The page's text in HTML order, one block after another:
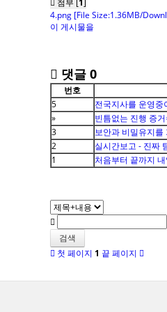
첨부 [ 1
4.png [File Size:1.36MB/
이 게시물을
댓글 0
번호
5
전국지사를 운영
»
빈틈없는 진행 증
3
보안과 비밀유지
2
실시간보고 - 진짜
1
처음부터 끝까지
검색
첫 페이지 1 끝 페이지